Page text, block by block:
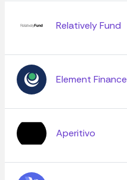
Relatively Fund
Element Finance
Aperitivo